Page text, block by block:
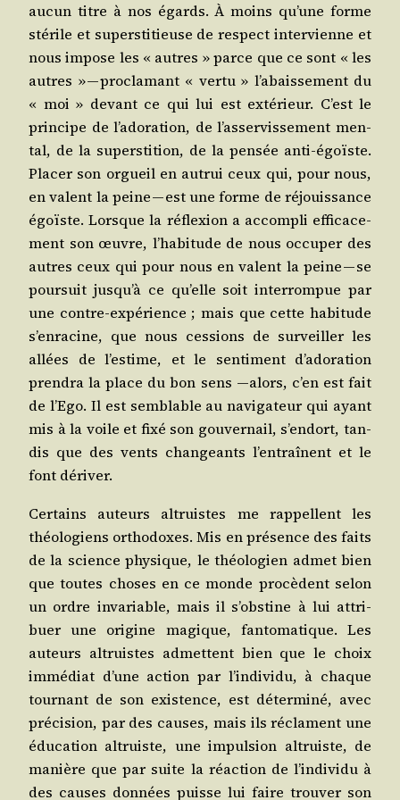
aucun titre à nos égards. À moins qu’une forme
sté­rile et super­sti­tieuse de res­pect inter­vienne et
nous impose les « autres » parce que ce sont « les
autres » — pro­cla­mant « ver­tu » l’a­bais­se­ment du
« moi » devant ce qui lui est exté­rieur. C’est le
prin­cipe de l’a­do­ra­tion, de l’as­ser­vis­se­ment men­
tal, de la super­sti­tion, de la pen­sée anti-égoïste.
Pla­cer son orgueil en autrui ceux qui, pour nous,
en valent la peine — est une forme de réjouis­sance
égoïste. Lorsque la réflexion a accom­pli effi­ca­ce­
ment son œuvre, l’ha­bi­tude de nous occu­per des
autres ceux qui pour nous en valent la peine — se
pour­suit jus­qu’à ce qu’elle soit inter­rom­pue par
une contre-expé­rience ; mais que cette habi­tude
s’en­ra­cine, que nous ces­sions de sur­veiller les
allées de l’es­time, et le sen­ti­ment d’a­do­ra­tion
pren­dra la place du bon sens —alors, c’en est fait
de l’E­go. Il est sem­blable au navi­ga­teur qui ayant
mis à la voile et fixé son gou­ver­nail, s’en­dort, tan­
dis que des vents chan­geants l’en­traînent et le
font dériver.
Cer­tains auteurs altruistes me rap­pellent les
théo­lo­giens ortho­doxes. Mis en pré­sence des faits
de la science phy­sique, le théo­lo­gien admet bien
que toutes choses en ce monde pro­cèdent selon
un ordre inva­riable, mais il s’obs­tine à lui attri­
buer une ori­gine magique, fan­to­ma­tique. Les
auteurs altruistes admettent bien que le choix
immé­diat d’une action par l’in­di­vi­du, à chaque
tour­nant de son exis­tence, est déter­mi­né, avec
pré­ci­sion, par des causes, mais ils réclament une
édu­ca­tion altruiste, une impul­sion altruiste, de
manière que par suite la réac­tion de l’in­di­vi­du à
des causes don­nées puisse lui faire trou­ver son